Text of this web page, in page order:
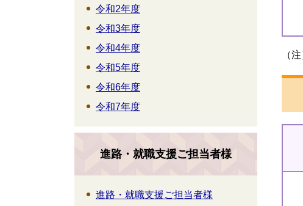
（
令和2年度
令和3年度
令和4年度
令和5年度
令和6年度
令和7年度
進路・就職支援ご担当者様
進路・就職支援ご担当者様